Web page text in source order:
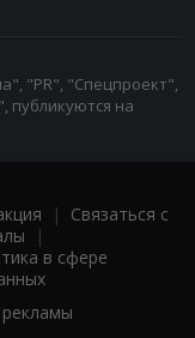
"PR", "Спецпроект",
публикуются на
| Связаться с
|
в сфере